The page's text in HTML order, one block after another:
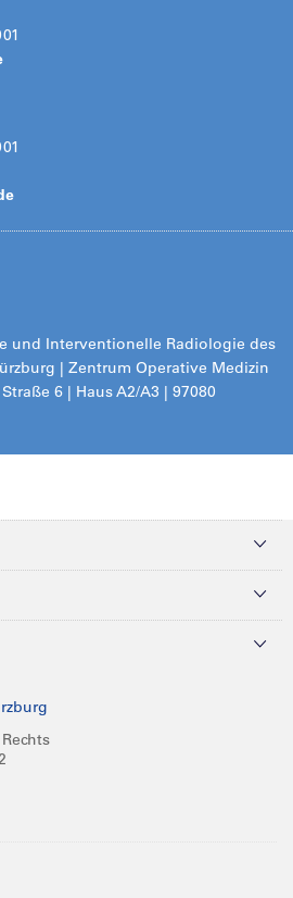
und Interventionelle Radiologie des
| Zentrum Operative Medizin
6 | Haus A2/A3 | 97080